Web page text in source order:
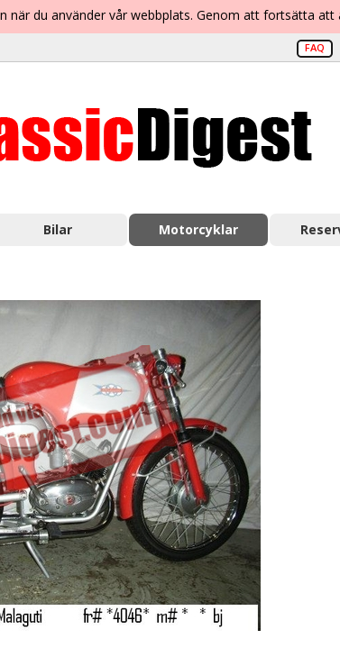
du använder vår webbplats. Genom att fortsätta
FAQ
Bilar Motorcyklar